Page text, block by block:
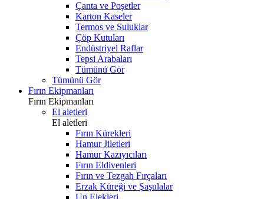
Çanta ve Poşetler
Karton Kaseler
Termos ve Suluklar
Çöp Kutuları
Endüstriyel Raflar
Tepsi Arabaları
Tümünü Gör
Tümünü Gör
Fırın Ekipmanları
Fırın Ekipmanları
El aletleri
El aletleri
Fırın Kürekleri
Hamur Jiletleri
Hamur Kazıyıcıları
Fırın Eldivenleri
Fırın ve Tezgah Fırçaları
Erzak Küreği ve Şaşulalar
Un Elekleri